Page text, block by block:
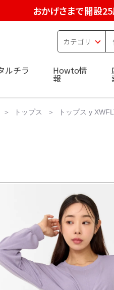
おかげさまで開設
ルチラ Howto情
報
トップス トップス y